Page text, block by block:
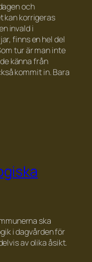
och
kan korrigeras
invald i
finns en hel del
tur är man inte
känna från
kommit in. Bara
ska
i dagvården för
av olika åsikt.